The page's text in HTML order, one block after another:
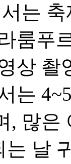
는
룸푸
상
는
, 많은
는 날